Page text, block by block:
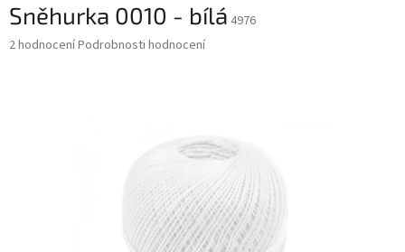
Sněhurka 0010 - bílá 4976
Průměrné
2 hodnoceníPodrobnosti hodnocení